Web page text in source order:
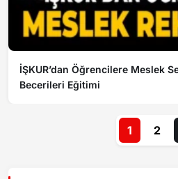
İŞKUR’dan Öğrencilere Meslek
Becerileri Eğitimi
1 2